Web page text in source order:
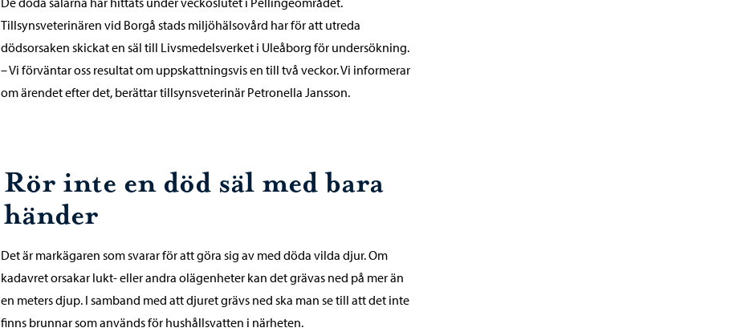
Tillsynsveterinären vid Borgå stads miljöhälsovård har för att utreda
dödsorsaken skickat en säl till Livsmedelsverket i Uleåborg för undersökning.
– Vi förväntar oss resultat om uppskattningsvis en till två veckor. Vi informerar
om ärendet efter det, berättar tillsynsveterinär Petronella Jansson.
Rör inte en död säl med bara
händer
Det är markägaren som svarar för att göra sig av med döda vilda djur. Om
kadavret orsakar lukt- eller andra olägenheter kan det grävas ned på mer än
en meters djup. I samband med att djuret grävs ned ska man se till att det inte
finns brunnar som används för hushållsvatten i närheten.